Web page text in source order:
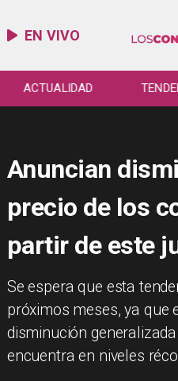
EN VIVO
ACTUALIDAD
Anuncian
precio de los
partir de este
​Se espera que esta
próximos meses, ya que
disminución
encuentra en niveles